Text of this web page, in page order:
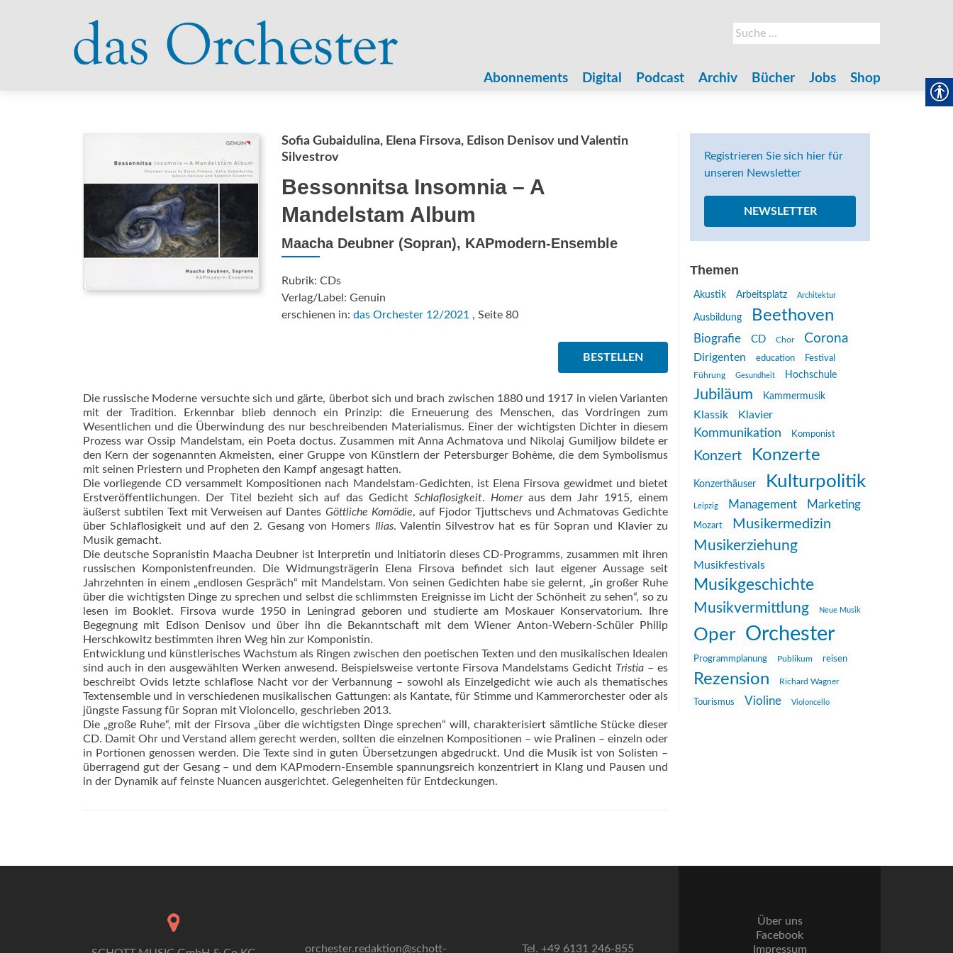
Suche
nach:
Abonnements Digital Podcast Archiv Bücher Jobs Shop
Sofia Gubaidulina, Elena Firsova, Edison Denisov und Valentin
Silvestrov
Bessonnitsa Insomnia – A
Mandelstam Album
Maacha Deubner (Sopran), KAPmodern-Ensemble
Rubrik: CDs
Verlag/Label: Genuin
erschienen in: das Orchester 12/2021 , Seite 80
BESTELLEN
Die russische Moderne versuchte sich und gärte, überbot sich und brach zwischen 1880 und 1917 in vielen Varianten
mit der Tradition. Erkennbar blieb dennoch ein Prinzip: die Erneuerung des Menschen, das Vordringen zum
Wesentlichen und die Überwindung des nur beschreibenden Materialismus. Einer der wichtigsten Dichter in diesem
Prozess war Ossip Mandelstam, ein Poeta doctus. Zusammen mit Anna Achmatova und Nikolaj Gumiljow bildete er
den Kern der sogenannten Akmeisten, einer Gruppe von Künstlern der Petersburger Bohème, die dem Symbolismus
mit seinen Priestern und Propheten den Kampf angesagt hatten.
Die vorliegende CD versammelt Kompositionen nach Mandelstam-Gedichten, ist Elena Firsova gewidmet und bietet
Erstveröffentlichungen. Der Titel bezieht sich auf das Gedicht Schlaflosigkeit. Homeraus dem Jahr 1915, einem
äußerst subtilen Text mit Verweisen auf Dantes Göttliche Komödie, auf Fjodor Tjuttschevs und Achmatovas Gedichte
über Schlaflosigkeit und auf den 2. Gesang von Homers Ilias. Valentin Silvestrov hat es für Sopran und Klavier zu
Musik gemacht.
Die deutsche Sopranistin Maacha Deubner ist Interpretin und Initiatorin dieses CD-Programms, zusammen mit ihren
russischen Komponistenfreunden. Die Widmungsträgerin Elena Firsova befindet sich laut eigener Aussage seit
Jahrzehnten in einem „endlosen Gespräch“ mit Mandelstam. Von seinen Gedichten habe sie gelernt, „in großer Ruhe
über die wichtigsten Dinge zu sprechen und selbst die schlimmsten Ereignisse im Licht der Schönheit zu sehen“, so zu
lesen im Booklet. Firsova wurde 1950 in Leningrad geboren und studierte am Moskauer Konservatorium. Ihre
Begegnung mit Edison Denisov und über ihn die Bekanntschaft mit dem Wiener Anton-Webern-Schüler Philip
Herschkowitz bestimmten ihren Weg hin zur Komponistin.
Entwicklung und künstlerisches Wachstum als Ringen zwischen den poetischen Texten und den musikalischen Idealen
sind auch in den ausgewählten Werken anwesend. Beispielsweise vertonte Firsova Mandelstams Gedicht Tristia – es
beschreibt Ovids letzte schlaflose Nacht vor der Verbannung – sowohl als Einzelgedicht wie auch als thematisches
Textensemble und in verschiedenen musikalischen Gattungen: als Kantate, für Stimme und Kammerorchester oder als
jüngste Fassung für Sopran mit Violoncello, geschrieben 2013.
Die „große Ruhe“, mit der Firsova „über die wichtigsten Dinge sprechen“ will, charakterisiert sämtliche Stücke dieser
CD. Damit Ohr und Verstand allem gerecht werden, sollten die einzelnen Kompositionen – wie Pralinen – einzeln oder
in Portionen genossen werden. Die Texte sind in guten Übersetzungen abgedruckt. Und die Musik ist von Solisten –
überragend gut der Gesang – und dem KAPmodern-Ensemble spannungsreich konzentriert in Klang und Pausen und
in der Dynamik auf feinste Nuancen ausgerichtet. Gelegenheiten für Entdeckungen.
Registrieren Sie sich hier für
unseren Newsletter
NEWSLETTER
Themen
Akustik Arbeitsplatz Architektur
Ausbildung Beethoven
Biografie CD Chor Corona
Dirigenten education
Festival
Führung
Gesundheit Hochschule
Jubiläum Kammermusik
Klassik Klavier
Kommunikation Komponist
Konzert Konzerte
Konzerthäuser Kulturpolitik
Leipzig Management Marketing
Mozart Musikermedizin
Musikerziehung
Musikfestivals
Musikgeschichte
Musikvermittlung Neue Musik
Oper Orchester
Programmplanung Publikum reisen
Rezension Richard Wagner
Tourismus Violine Violoncello
orchester.redaktion@schott- Tel. +49 6131 246-855
Über uns
Facebook
Impressum